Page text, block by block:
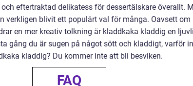
eftertraktad delikatess för dessertälskare överallt.
verkligen blivit ett populärt val för många. Oavsett om
en mer kreativ tolkning är kladdkaka kladdig en
gång du är sugen på något sött och kladdigt, varför
kladdig? Du kommer inte att bli besviken.
FAQ